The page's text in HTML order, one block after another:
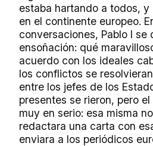
estaba hartando a todos, y
en el continente europeo.
conversaciones, Pablo I se
ensoñación: qué
acuerdo con los ideales
los conflictos se
entre los jefes de los
presentes se rieron, pero
muy en serio: esa misma
redactara una carta con
enviara a los periódicos